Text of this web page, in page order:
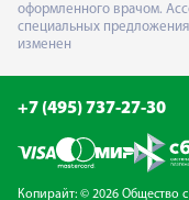
оформленного врачом.
специальных
изменен
+7 (495) 737-27-30
Копирайт: © 2026 Общество